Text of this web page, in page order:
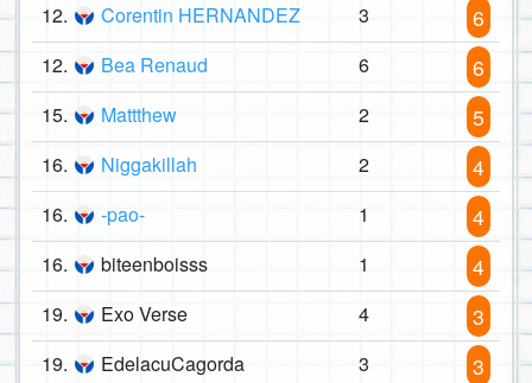
12. Corentin HERNANDEZ 3 6
12. Bea Renaud 6 6
15. Mattthew 2 5
16. Niggakillah 2 4
16. -pao- 1 4
16. biteenboisss 1 4
19. Exo Verse 4 3
19. EdelacuCagorda 3 3